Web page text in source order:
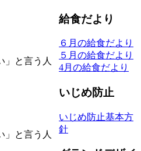
」と言う人
」と言う人
給食だより
６月の給食だより
５月の給食だより
4月の給食だより
いじめ防止
いじめ防止基本方
針